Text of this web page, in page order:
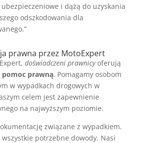
i dążą do uzyskania
odszkodowania dla
prawna przez MotoExpert
doświadczeni prawnicyoferują
prawną. Pomagamy osobom
w wypadkach drogowych w
celem jest zapewnienie
na najwyższym poziomie.
związane z wypadkiem.
potrzebne dowody. Nasi